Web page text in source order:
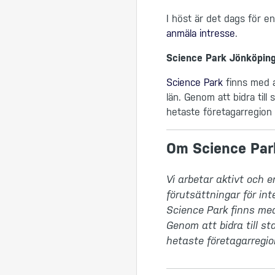
I höst är det dags för
anmäla intresse.
Science Park
Science Park finns med
län. Genom att bidra till
hetaste
Om Science
Vi arbetar aktivt och
förutsättningar för
Science Park finns
Genom att bidra till
hetaste